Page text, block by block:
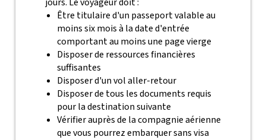
Être titulaire d'un passeport valable au
moins six mois à la date d'entrée
comportant au moins une page vierge
Disposer de ressources financières
suffisantes
Disposer d'un vol aller-retour
Disposer de tous les documents requis
pour la destination suivante
Vérifier auprès de la compagnie aérienne
que vous pourrez embarquer sans visa